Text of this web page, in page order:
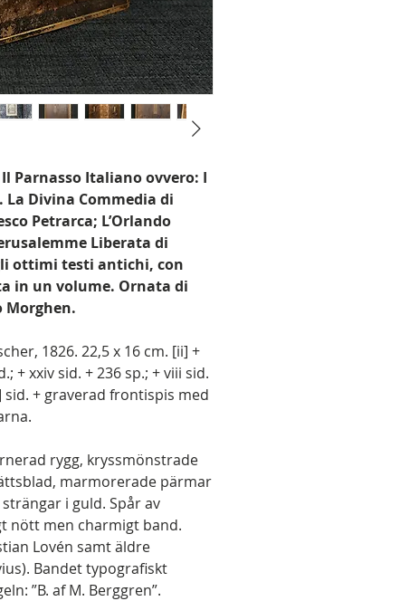
Parnasso Italiano ovvero: I
Divina Commedia di
Petrarca; L’Orlando
Liberata di
ottimi testi antichi, con
in un volume. Ornata di
1826. 22,5 x 16 cm. [ii] +
+ xxiv sid. + 236 sp.; + viii sid.
sid. + graverad frontispis med
rygg, kryssmönstrade
marmorerade pärmar
i guld. Spår av
nött men charmigt band.
Lovén samt äldre
Bandet typografiskt
”B. af M. Berggren”.